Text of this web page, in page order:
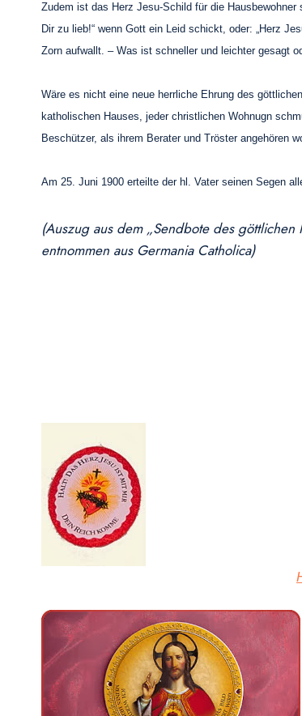
Zudem ist das Herz Jesu-Schild für die
Dir zu lieb!“ wenn Gott ein Leid schickt, oder: „Herz
Zorn aufwallt. – Was ist schneller und leichter gesagt
Wäre es nicht eine neue herrliche Ehrung des
katholischen Hauses, jeder christlichen Wohnugn
Beschützer, als ihrem Berater und Tröster angehören
Am 25. Juni 1900 erteilte der hl. Vater seinen Segen
(Auszug aus dem „Sendbote des
entnommen aus Germania Catholica)